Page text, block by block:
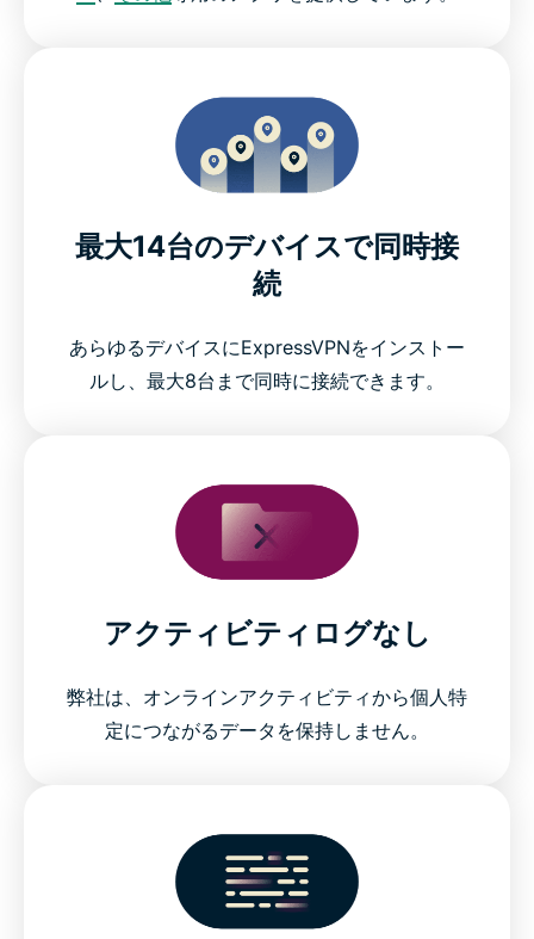
最大14台のデバイスで同時接
続
あらゆるデバイスにExpressVPNをインストー
ルし、最大8台まで同時に接続できます。
アクティビティログなし
弊社は、オンラインアクティビティから個人特
定につながるデータを保持しません。